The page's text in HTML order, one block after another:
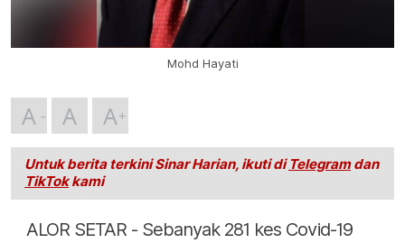
Mohd Hayati
A A A
Untuk berita terkini Sinar Harian, ikuti di Telegramdan
TikTokkami
ALOR SETAR - Sebanyak 281 kes Covid-19